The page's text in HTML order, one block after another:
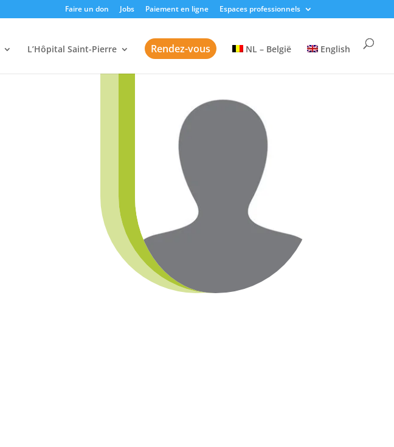
Faire un don Jobs Paiement en ligne Espaces professionnels
L’Hôpital Saint-Pierre Rendez-vous NL – België English